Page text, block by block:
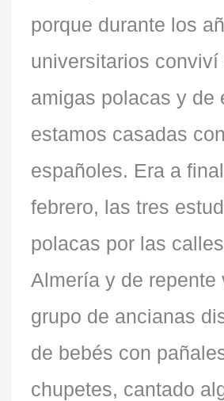
porque durante los
universitarios conviví
amigas polacas y de
estamos casadas con
españoles. Era a
febrero, las tres
polacas por las
Almería y de repente
grupo de ancianas
de bebés con
chupetes, cantado